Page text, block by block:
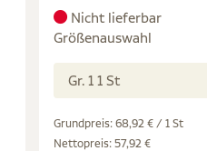
Nicht lieferbar
Größenauswahl
Gr. 1 1 St
Grundpreis: 68,92 € / 1 St
Nettopreis: 57,92 €